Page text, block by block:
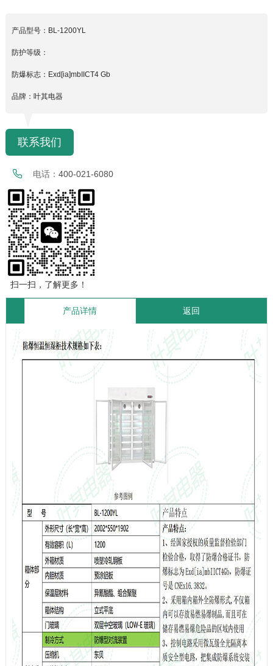
产品型号：BL-1200YL
防护等级：
防爆标志：Exd[ia]mbIICT4 Gb
品牌：叶其电器
联系我们
电话： 400-021-6080
扫一扫，了解更多！
产品详情 返回